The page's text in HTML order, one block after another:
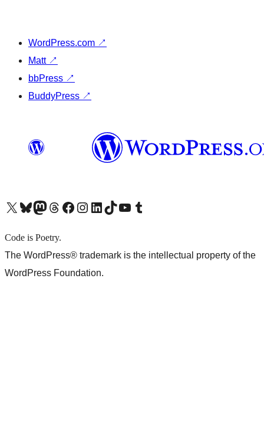
WordPress.com ↗
Matt ↗
bbPress ↗
BuddyPress ↗
X (旧 Twitter) アカウントへBluesky アカウントへMastodon アカウントへThreads アカウントへ Facebook ページへInstagram アカウントへ LinkedIn アカウントへTikTok アカウントへYouTube チャンネルへ Tumblr アカウントへ
Code is Poetry.
The WordPress® trademark is the intellectual property of the
WordPress Foundation.